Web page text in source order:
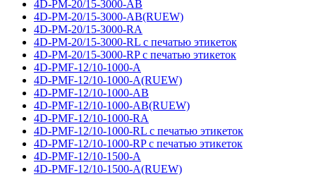
4D-PM-20/15-3000-AB
4D-PM-20/15-3000-AB(RUEW)
4D-PM-20/15-3000-RA
4D-PM-20/15-3000-RL с печатью этикеток
4D-PM-20/15-3000-RP с печатью этикеток
4D-PMF-12/10-1000-A
4D-PMF-12/10-1000-A(RUEW)
4D-PMF-12/10-1000-AB
4D-PMF-12/10-1000-AB(RUEW)
4D-PMF-12/10-1000-RA
4D-PMF-12/10-1000-RL с печатью этикеток
4D-PMF-12/10-1000-RP с печатью этикеток
4D-PMF-12/10-1500-A
4D-PMF-12/10-1500-A(RUEW)